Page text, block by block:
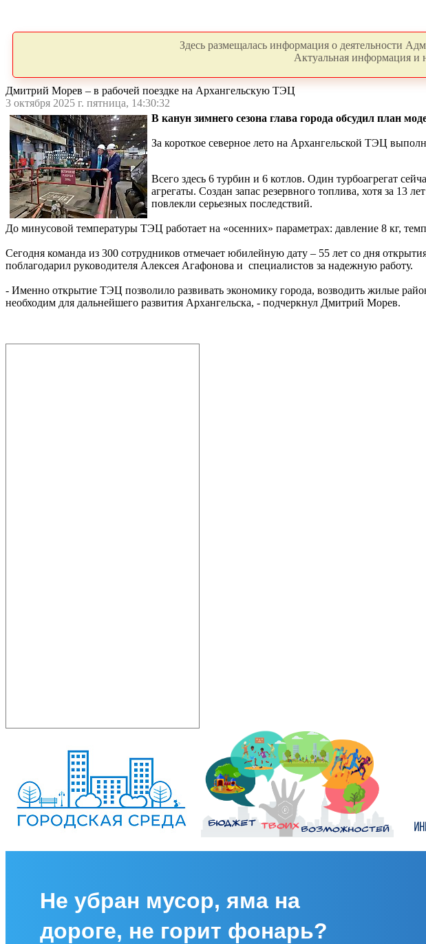
Здесь размещалась информация о деятельности
Актуальная информация и
Дмитрий Морев – в рабочей поездке на Архангельскую ТЭЦ
3 октября 2025 г. пятница, 14:30:32
В канун зимнего сезона глава города обсудил план
За короткое северное лето на Архангельской ТЭЦ
Всего здесь 6 турбин и 6 котлов. Один турбоагрегат
агрегаты. Создан запас резервного топлива, хотя за 13
повлекли серьезных последствий.
До минусовой температуры ТЭЦ работает на «осенних» параметрах: давление 8 кг,
Сегодня команда из 300 сотрудников отмечает юбилейную дату – 55 лет со дня
поблагодарил руководителя Алексея Агафонова и специалистов за надежную работу.
- Именно открытие ТЭЦ позволило развивать экономику города, возводить жилые
необходим для дальнейшего развития Архангельска, - подчеркнул Дмитрий Морев.
Не убран мусор, яма на
дороге, не горит фонарь?